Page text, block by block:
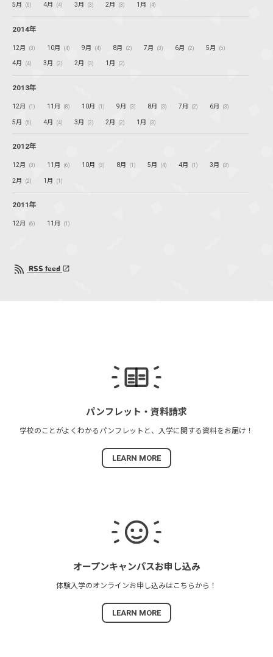
5月 (6) 4月 (4) 3月 (3) 2月 (3) 1月 (4)
2014年
12月 (3) 10月 (4) 9月 (4) 8月 (2) 7月 (3) 6月 (2) 5月 (5)
4月 (4) 3月 (2) 2月 (3) 1月 (2)
2013年
12月 (1) 11月 (8) 10月 (1) 9月 (3) 8月 (3) 7月 (2) 6月 (3)
5月 (6) 4月 (4) 3月 (2) 2月 (2) 1月 (3)
2012年
12月 (3) 11月 (6) 10月 (3) 8月 (1) 5月 (4) 4月 (1) 3月 (3)
2月 (2) 1月 (1)
2011年
12月 (6) 11月 (1)
RSS feed
パンフレット・ 資料請求
学校のことがよくわかる パンフレットと、 入学に関する資料をお届け！
LEARN MORE
オープンキャンパスお申し込み
体験入学のオンラインお申し込みは こちらから！
LEARN MORE